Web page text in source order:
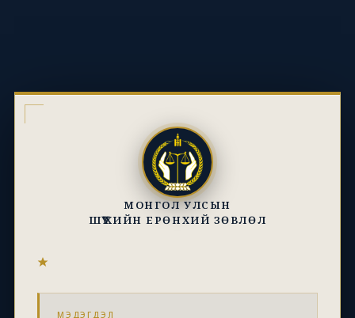
МОНГОЛ УЛСЫН
ШҮҮХИЙН ЕРӨНХИЙ ЗӨВЛӨЛ
МЭДЭГДЭЛ